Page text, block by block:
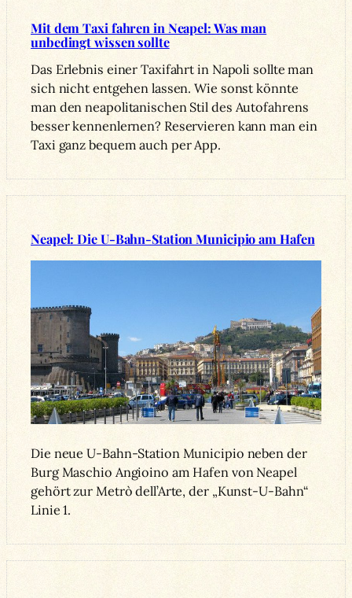
Mit dem Taxi fahren in Neapel: Was man
unbedingt wissen sollte
Das Erlebnis einer Taxifahrt in Napoli sollte man
sich nicht entgehen lassen. Wie sonst könnte
man den neapolitanischen Stil des Autofahrens
besser kennenlernen? Reservieren kann man ein
Taxi ganz bequem auch per App.
Neapel: Die U-Bahn-Station Municipio am Hafen
Die neue U-Bahn-Station Municipio neben der
Burg Maschio Angioino am Hafen von Neapel
gehört zur Metrò dell’Arte, der „Kunst-U-Bahn“
Linie 1.